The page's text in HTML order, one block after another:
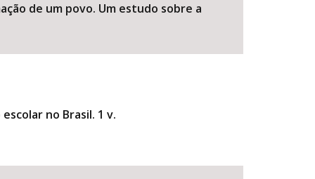
de um povo. Um estudo sobre a
no Brasil. 1 v.